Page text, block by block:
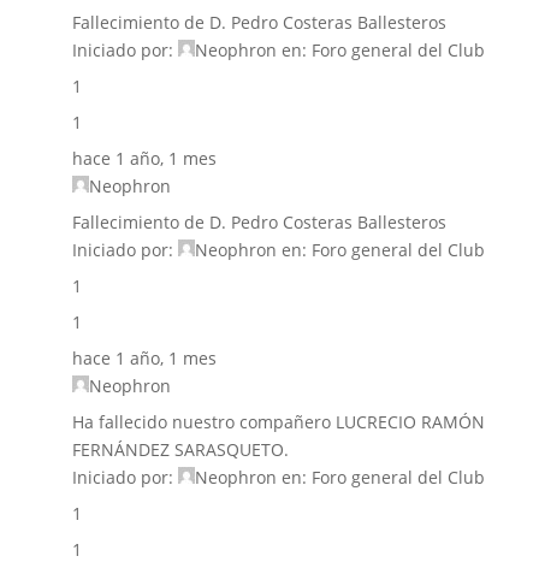
Fallecimiento de D. Pedro Costeras Ballesteros
Iniciado por:
Neophron en: Foro general del Club
1
1
hace 1 año, 1 mes
Neophron
Fallecimiento de D. Pedro Costeras Ballesteros
Iniciado por:
Neophron en: Foro general del Club
1
1
hace 1 año, 1 mes
Neophron
Ha fallecido nuestro compañero LUCRECIO RAMÓN
FERNÁNDEZ SARASQUETO.
Iniciado por:
Neophron en: Foro general del Club
1
1